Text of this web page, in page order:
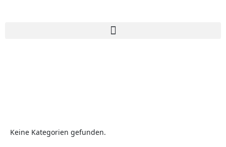
Keine Kategorien gefunden.